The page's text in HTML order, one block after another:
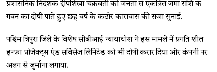
प्रशासनिक निदेशक दीपशिखा चक्रवर्ती को जनता से एकत्रित जमा राशि के
गबन का दोषी पाते हुए छह वर्ष के कठोर कारावास की सजा सुनाई.
पश्चिम त्रिपुरा जिले के विशेष सीबीआई न्यायाधीश ने इस मामले में प्रगति शील
इन्फ्रा प्रोजेक्ट्स एंड सर्विसेज लिमिटेड को भी दोषी करार दिया और कंपनी पर
अलग से जुर्माना लगाया.